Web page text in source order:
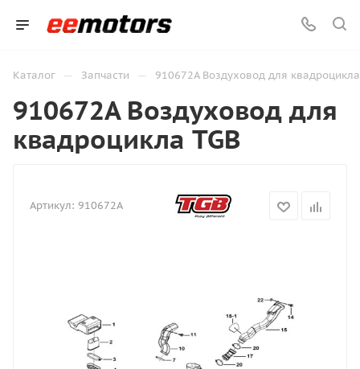
Каталог — Запчасти — 910672A Воздуховод для квадроцикла
910672A Воздуховод для
квадроцикла TGB
Артикул: 910672A